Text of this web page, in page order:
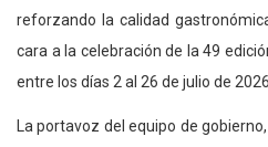
reforzando la calidad
cara a la celebración de la 49
entre los días 2 al 26 de julio de
La portavoz del equipo de